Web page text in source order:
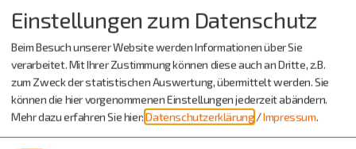
Tourist-Information Titting
Marktstraße 21
85135 Titting
08423 9921-28
Einstellungen zum Datenschutz
Beim Besuch unserer Website werden Informationen über Sie
verarbeitet. Mit Ihrer Zustimmung können diese auch an Dritte, z.B.
zum Zweck der statistischen Auswertung, übermittelt werden. Sie
können die hier vorgenommenen Einstellungen jederzeit abändern.
Mehr dazu erfahren Sie hier:Datenschutzerklärung /Impressum.